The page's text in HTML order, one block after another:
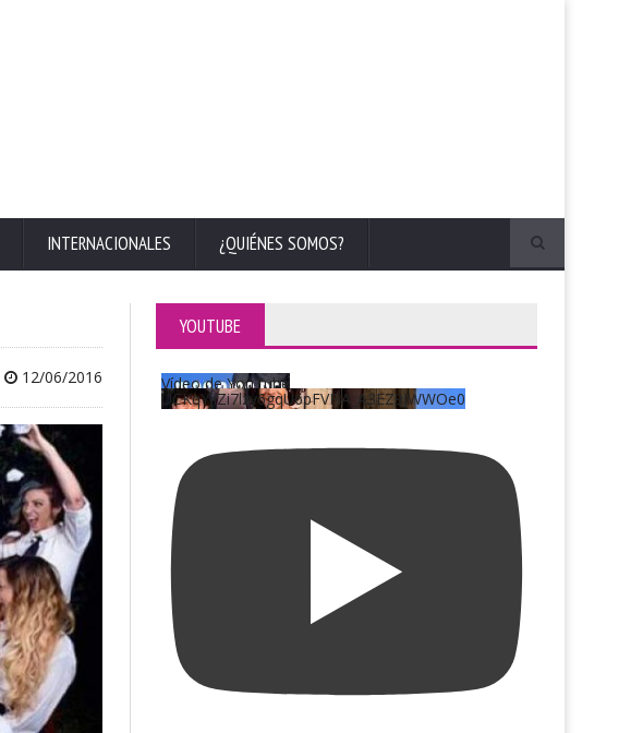
INTERNACIONALES ¿QUIÉNES SOMOS?
12/06/2016
YOUTUBE
Vídeo de YouTube
UCKqYjiZi7lzy6gqU6pFVFiA_A3EZ9JWWOe0